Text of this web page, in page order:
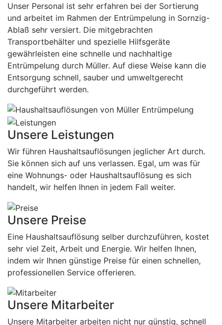
Unser Personal ist sehr erfahren bei der Sortierung
und arbeitet im Rahmen der Entrümpelung in Sornzig-
Ablaß sehr versiert. Die mitgebrachten
Transportbehälter und spezielle Hilfsgeräte
gewährleisten eine schnelle und nachhaltige
Entrümpelung durch Müller. Auf diese Weise kann die
Entsorgung schnell, sauber und umweltgerecht
durchgeführt werden.
Unsere Leistungen
Wir führen Haushaltsauflösungen jeglicher Art durch.
Sie können sich auf uns verlassen. Egal, um was für
eine Wohnungs- oder Haushaltsauflösung es sich
handelt, wir helfen Ihnen in jedem Fall weiter.
Unsere Preise
Eine Haushaltsauflösung selber durchzuführen, kostet
sehr viel Zeit, Arbeit und Energie. Wir helfen Ihnen,
indem wir Ihnen günstige Preise für einen schnellen,
professionellen Service offerieren.
Unsere Mitarbeiter
Unsere Mitarbeiter arbeiten nicht nur günstig, schnell